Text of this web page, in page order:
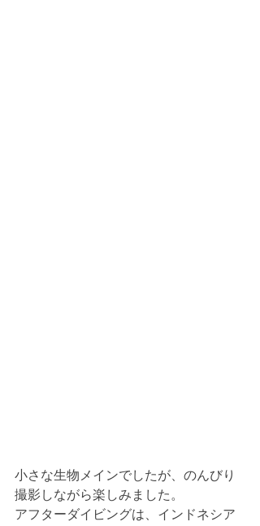
小さな生物メインでしたが、のんびり
撮影しながら楽しみました。
アフターダイビングは、インドネシア